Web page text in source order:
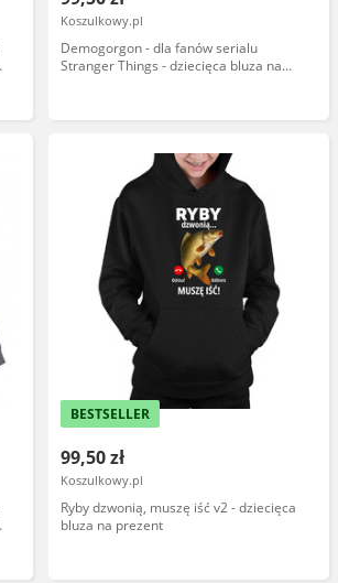
Koszulkowy.pl
Demogorgon - dla fanów serialu
Stranger Things - dziecięca bluza na
BESTSELLER
99,50 zł
Koszulkowy.pl
Ryby dzwonią, muszę iść v2 - dziecięca
bluza na prezent